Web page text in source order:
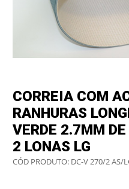
CORREIA COM
RANHURAS
VERDE 2.7MM
2 LONAS LG
CÓD PRODUTO: DC-V 270/2 AS/